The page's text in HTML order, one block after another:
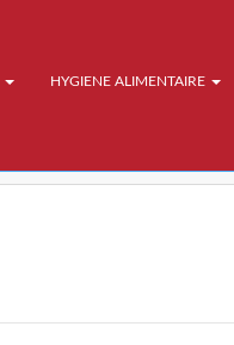
HYGIENE ALIMENTAIRE